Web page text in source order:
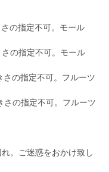
の指定不可。モール
の指定不可。モール
の指定不可。フルーツ
さの指定不可。フルーツ
。ご迷惑をおかけ致し